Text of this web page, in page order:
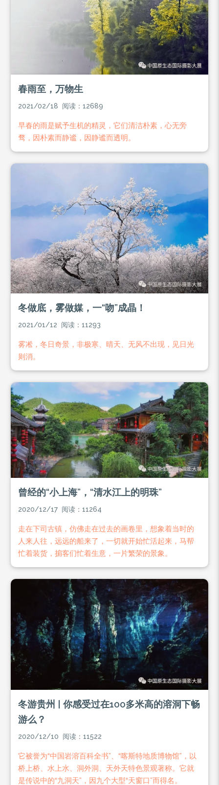
春雨至，万物生
2021/02/18 阅读：12689
早春的雨是赋予生机的精灵，它们清洁朴素，心无旁
骛，因朴素而静谧，因静谧而透明。
冬做底，雾做媒，一“吻”成晶！
2021/01/12 阅读：11293
雾凇，冬日奇景，非极寒、晴天、无风不出现，见日光
则消。
曾经的“小上海”，“清水江上的明珠”
2020/12/17 阅读：11264
​走在下司古镇，仿佛走在过去的画卷里，想象着当时的
人来人往，远远的船来了，一切就开始忙活起来，马帮
忙着装货，掮客们忙着生意，一片繁荣的景象。
冬游贵州 | 你感受过在100多米高的溶洞下畅
游么？
2020/12/10 阅读：11522
它被誉为“中国岩溶百科全书”、“喀斯特地质博物馆”，以
桥上桥、水上水、洞外洞、天外天特色景观著称。它就
是传说中的“九洞天”，因九个大型“天窗口”而得名。